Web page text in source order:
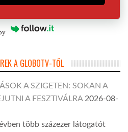
A GLOBOTV-TŐL
A SZIGETEN: SOKAN A
A FESZTIVÁLRA 2026-08-
több százezer látogatót